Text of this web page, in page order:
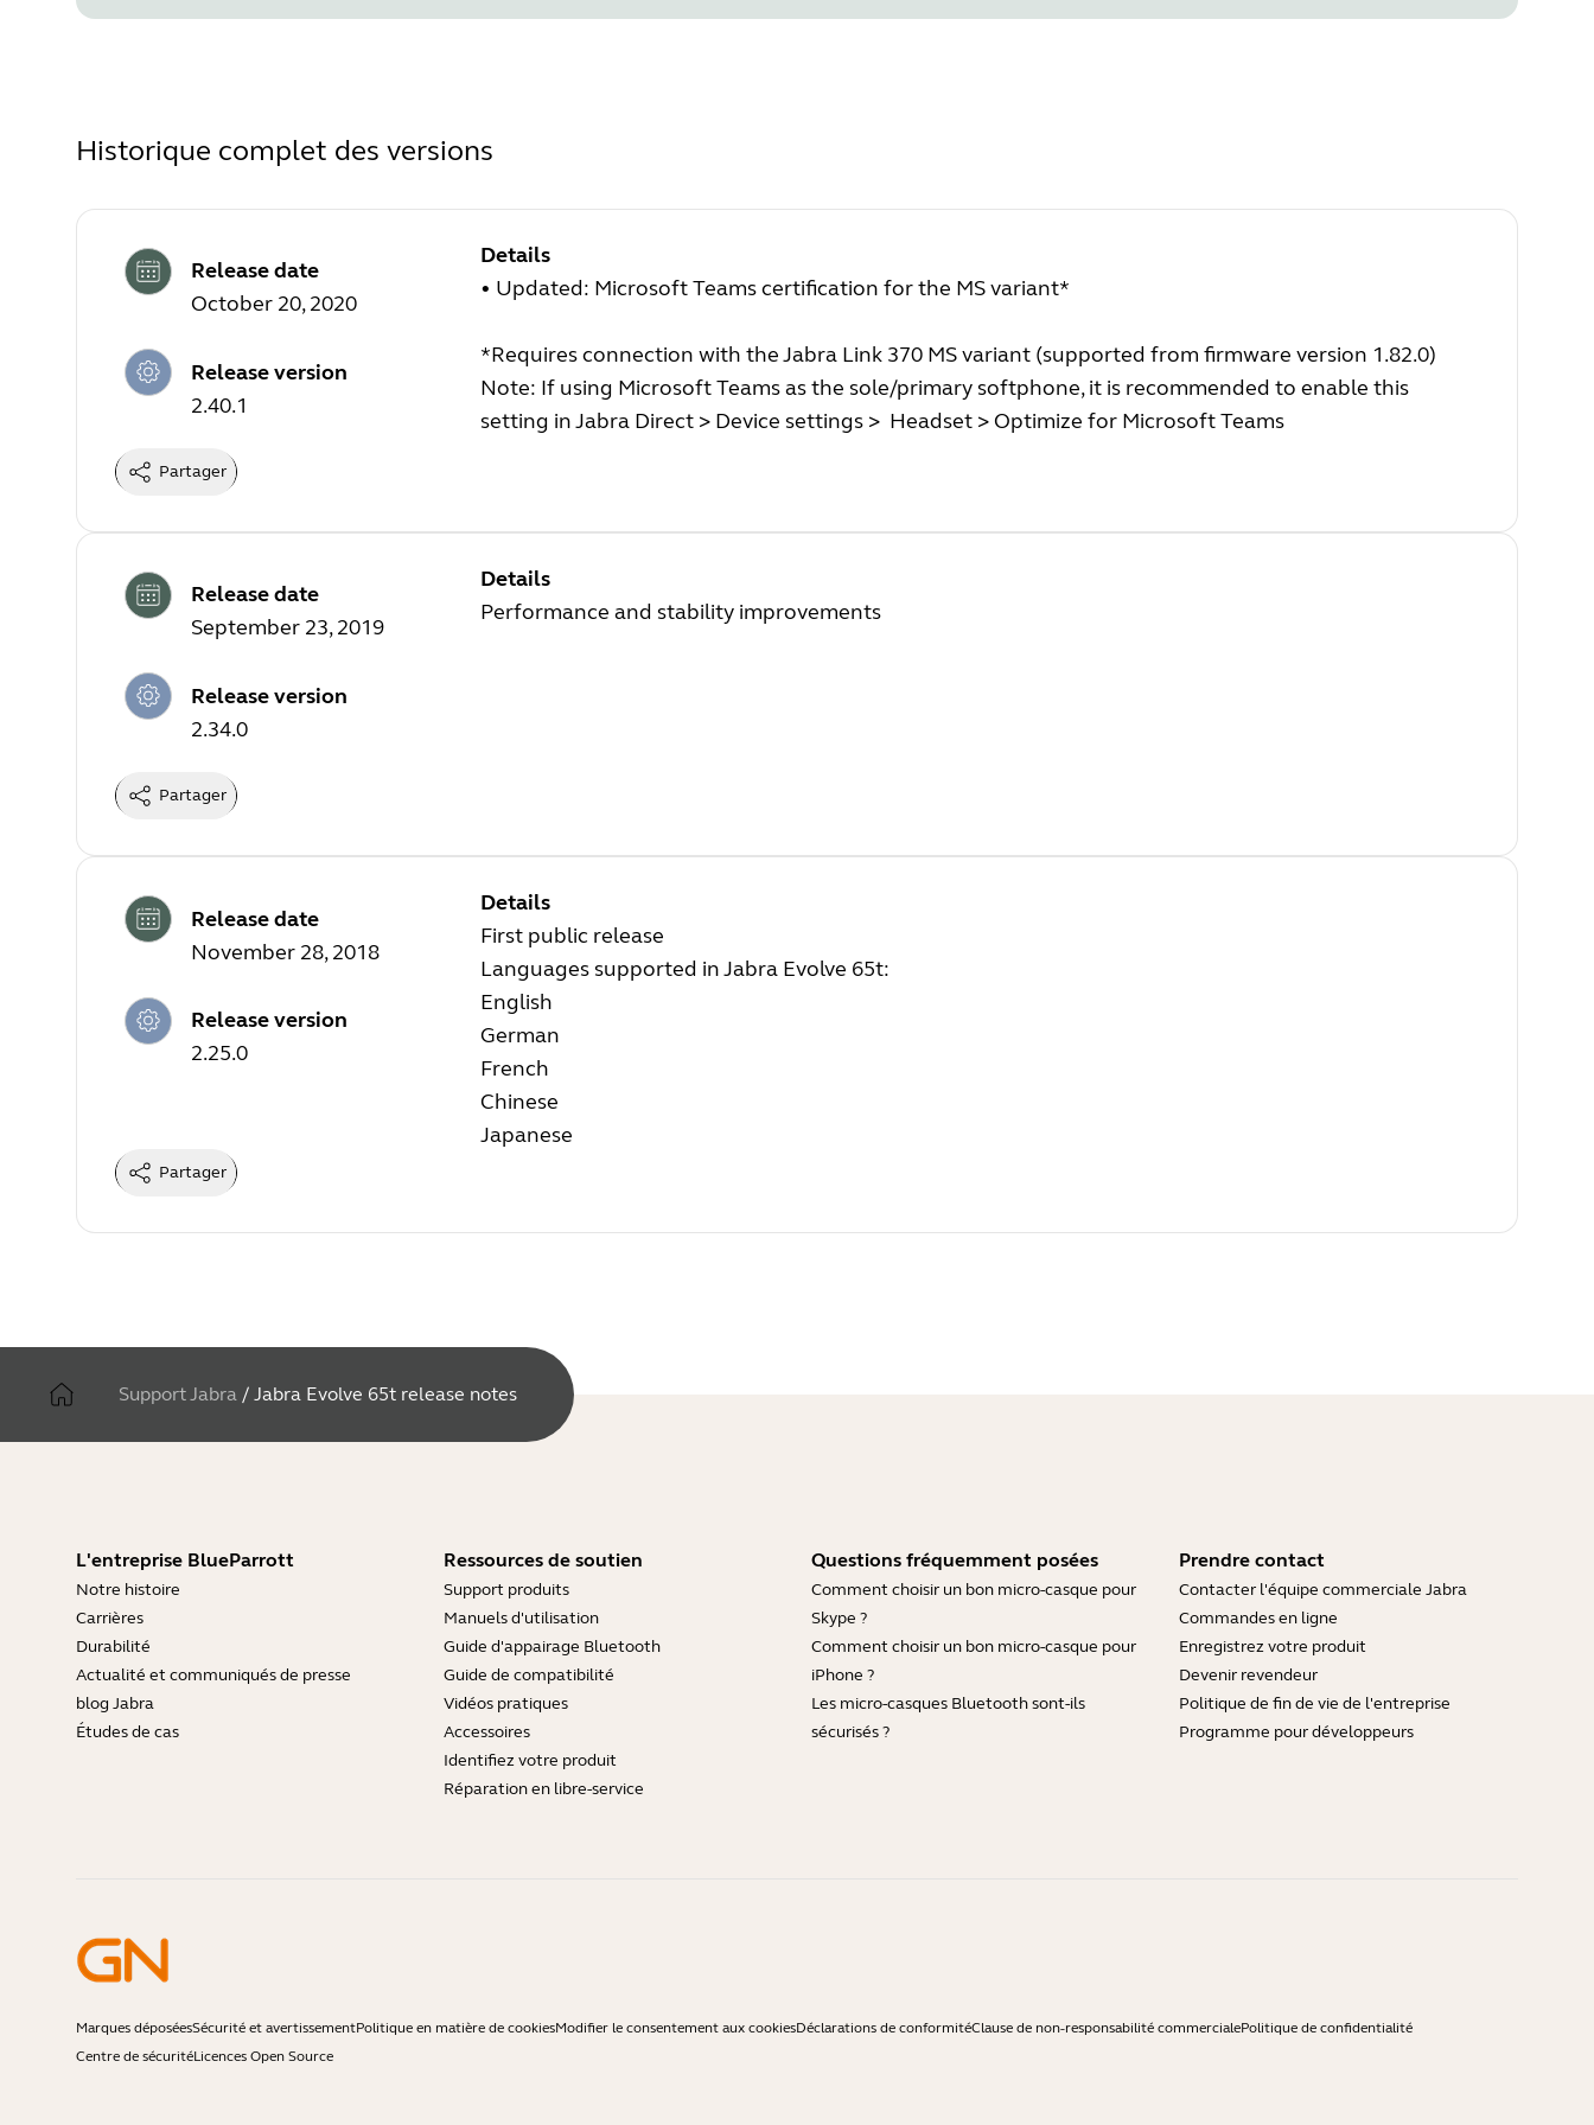
Historique complet des versions
Release date
October 20, 2020
Release version
2.40.1
Details
• Updated: Microsoft Teams certification for the MS variant*
*Requires connection with the Jabra Link 370 MS variant (supported from firmware version 1.82.0)
Note: If using Microsoft Teams as the sole/primary softphone, it is recommended to enable this
setting in Jabra Direct > Device settings > Headset > Optimize for Microsoft Teams
Partager
Release date
September 23, 2019
Release version
2.34.0
Details
Performance and stability improvements
Partager
Release date
November 28, 2018
Release version
2.25.0
Details
First public release
Languages supported in Jabra Evolve 65t:
English
German
French
Chinese
Japanese
Partager
Support Jabra / Jabra Evolve 65t release notes
L'entreprise BlueParrott
Notre histoire
Carrières
Durabilité
Actualité et communiqués de presse
blog Jabra
Études de cas
Ressources de soutien
Support produits
Manuels d'utilisation
Guide d'appairage Bluetooth
Guide de compatibilité
Vidéos pratiques
Accessoires
Identifiez votre produit
Réparation en libre-service
Questions fréquemment posées
Comment choisir un bon micro-casque pour
Skype ?
Comment choisir un bon micro-casque pour
iPhone ?
Les micro-casques Bluetooth sont-ils
sécurisés ?
Prendre contact
Contacter l'équipe commerciale Jabra
Commandes en ligne
Enregistrez votre produit
Devenir revendeur
Politique de fin de vie de l'entreprise
Programme pour développeurs
Marques déposéesSécurité et avertissementPolitique en matière de cookiesModifier le consentement aux cookiesDéclarations de conformitéClause de non-responsabilité commercialePolitique de confidentialité
Centre de sécuritéLicences Open Source